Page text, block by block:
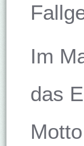
Im
das